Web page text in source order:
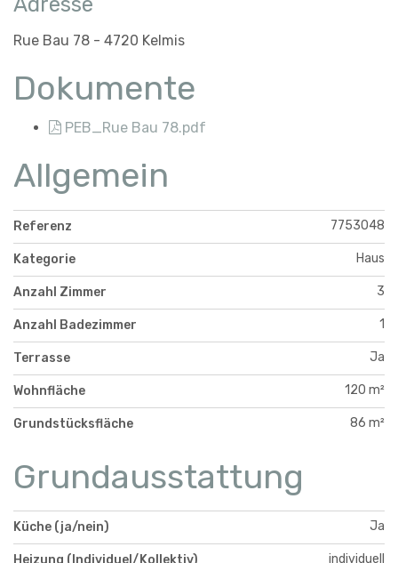
Rue Bau 78 - 4720 Kelmis
Dokumente
PEB_Rue Bau 78.pdf
Allgemein
Referenz 7753048
Kategorie Haus
Anzahl Zimmer 3
Anzahl Badezimmer 1
Terrasse Ja
Wohnfläche 120 m²
Grundstücksfläche 86 m²
Grundausstattung
Küche (ja/nein) Ja
individuell